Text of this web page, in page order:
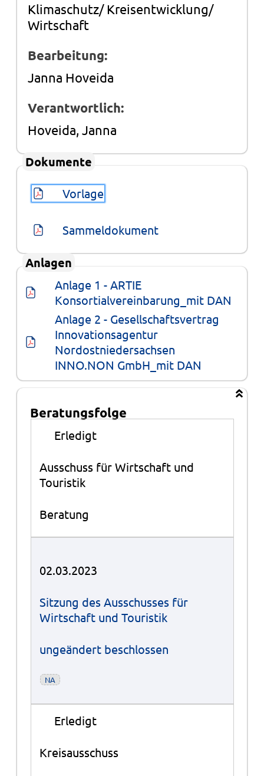
Klimaschutz/ Kreisentwicklung/
Wirtschaft
Bearbeitung:
Janna Hoveida
Verantwortlich:
Hoveida, Janna
Dokumente
Vorlage
Sammeldokument
Anlagen
Anlage 1 - ARTIE
Konsortialvereinbarung_mit DAN
Anlage 2 - Gesellschaftsvertrag
Innovationsagentur
Nordostniedersachsen
INNO.NON GmbH_mit DAN
Beratungsfolge
Beratungsfolge
Erledigt
Ausschuss für Wirtschaft und
Touristik
Beratung
02.03.2023
Sitzung des Ausschusses für
Wirtschaft und Touristik
ungeändert beschlossen
NA
Erledigt
Kreisausschuss